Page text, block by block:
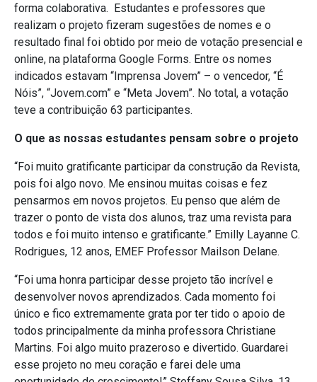
forma colaborativa. Estudantes e professores que
realizam o projeto fizeram sugestões de nomes e o
resultado final foi obtido por meio de votação presencial e
online, na plataforma Google Forms. Entre os nomes
indicados estavam “Imprensa Jovem” – o vencedor, “É
Nóis”, “Jovem.com” e “Meta Jovem”. No total, a votação
teve a contribuição 63 participantes.
O que as nossas estudantes pensam sobre o projeto
“Foi muito gratificante participar da construção da Revista,
pois foi algo novo. Me ensinou muitas coisas e fez
pensarmos em novos projetos. Eu penso que além de
trazer o ponto de vista dos alunos, traz uma revista para
todos e foi muito intenso e gratificante.” Emilly Layanne C.
Rodrigues, 12 anos, EMEF Professor Mailson Delane.
“Foi uma honra participar desse projeto tão incrível e
desenvolver novos aprendizados. Cada momento foi
único e fico extremamente grata por ter tido o apoio de
todos principalmente da minha professora Christiane
Martins. Foi algo muito prazeroso e divertido. Guardarei
esse projeto no meu coração e farei dele uma